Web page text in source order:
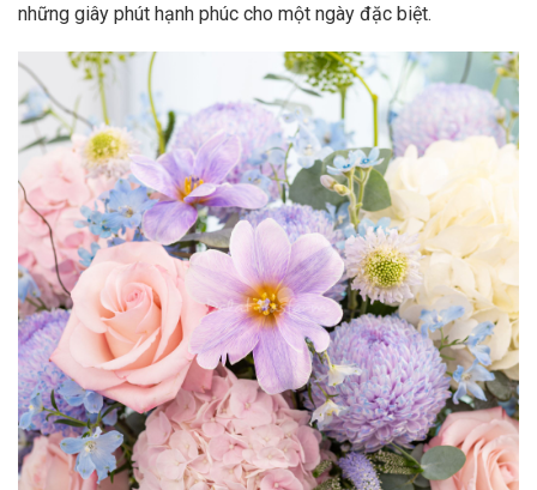
những giây phút hạnh phúc cho một ngày đặc biệt.